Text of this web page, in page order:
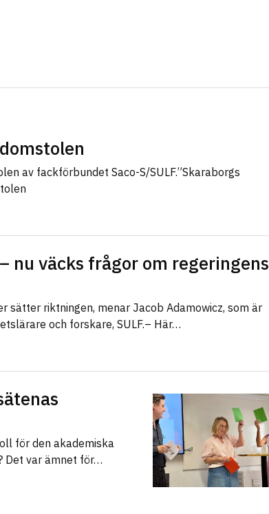
av fackförbundet Saco-S/SULF.”Skaraborgs
nu väcks frågor om regeringens
riktningen, menar Jacob Adamowicz, som är
och forskare, SULF.– Här…
för den akademiska
Det var ämnet för…